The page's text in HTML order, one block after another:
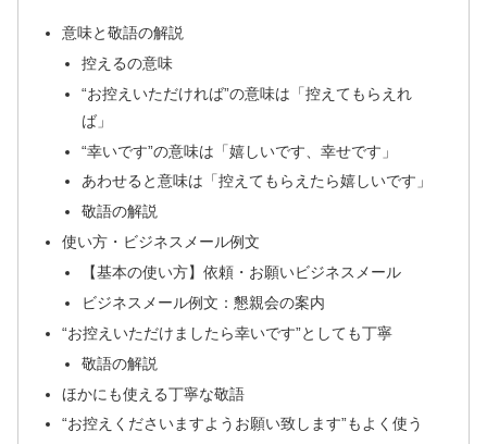
意味と敬語の解説
控えるの意味
“お控えいただければ”の意味は「控えてもらえれ
ば」
“幸いです”の意味は「嬉しいです、幸せです」
あわせると意味は「控えてもらえたら嬉しいです」
敬語の解説
使い方・ビジネスメール例文
【基本の使い方】依頼・お願いビジネスメール
ビジネスメール例文：懇親会の案内
“お控えいただけましたら幸いです”としても丁寧
敬語の解説
ほかにも使える丁寧な敬語
“お控えくださいますようお願い致します”もよく使う